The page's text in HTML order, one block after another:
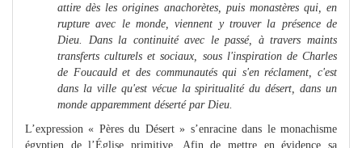
attire dès les origines anachorètes, puis monastères qui, en
rupture avec le monde, viennent y trouver la présence de
Dieu. Dans la continuité avec le passé, à travers maints
transferts culturels et sociaux, sous l'inspiration de Charles
de Foucauld et des communautés qui s'en réclament, c'est
dans la ville qu'est vécue la spiritualité du désert, dans un
monde apparemment déserté par Dieu.
L’expression « Pères du Désert » s’enracine dans le monachisme
égyptien de l’Église primitive. Afin de mettre en évidence sa